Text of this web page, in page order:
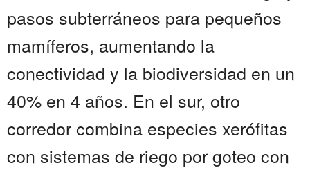
pasos subterráneos para pequeños
mamíferos, aumentando la
conectividad y la biodiversidad en un
40% en 4 años. En el sur, otro
corredor combina especies xerófitas
con sistemas de riego por goteo con